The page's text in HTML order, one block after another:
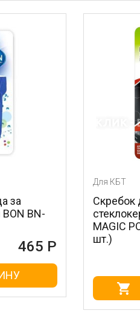
Скребок для
стеклокерамики
MAGIC POWER
шт.)
В